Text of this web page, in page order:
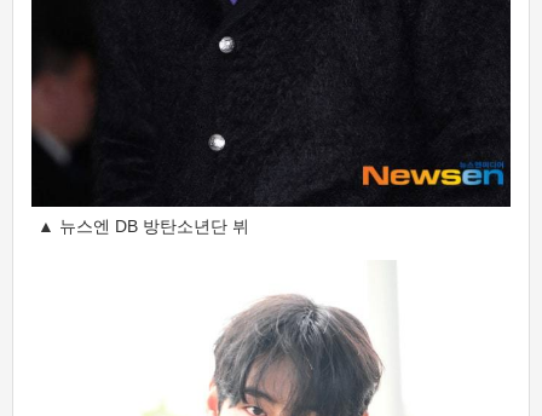
▲ 뉴스엔 DB 방탄소년단 뷔